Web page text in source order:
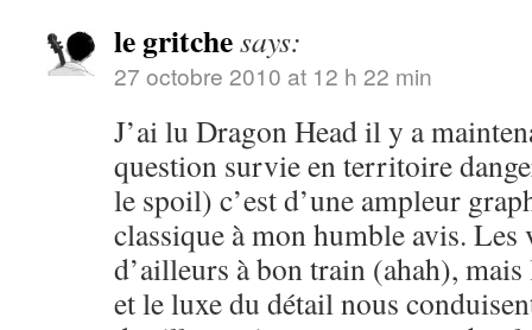
le gritchesays:
27 octobre 2010 at 12 h 22 min
J’ai lu Dragon Head il y a
question survie en territoire
le spoil) c’est d’une ampleur
classique à mon humble avis. Les
d’ailleurs à bon train (ahah),
et le luxe du détail nous